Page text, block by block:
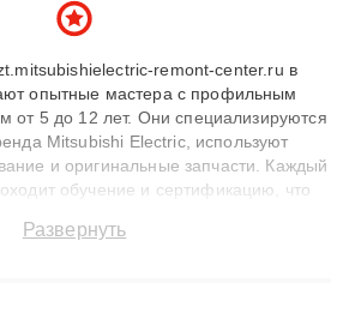
remont-center.ru в
опытные мастера с профильным
от 5 до 12 лет. Они специализируются
Mitsubishi Electric, используют
и оригинальные запчасти. Каждый
обучение и сертификацию, что
с сохранением гарантии до 3 лет.
Развернуть